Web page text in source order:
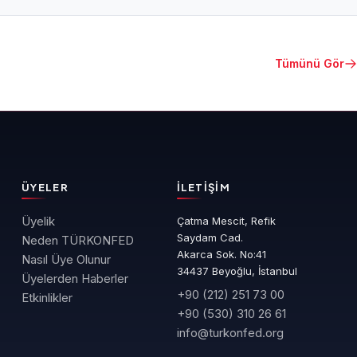
Tümünü Gör
ÜYELER
Üyelik
Neden TÜRKONFED
Nasıl Üye Olunur
Üyelerden Haberler
Etkinlikler
İLETIŞIM
Çatma Mescit, Refik
Saydam Cad.
Akarca Sok. No:41
34437 Beyoğlu, İstanbul
+90 (212) 251 73 00
+90 (530) 310 26 61
info@turkonfed.org